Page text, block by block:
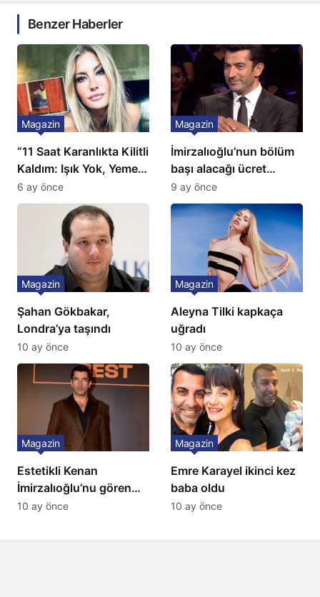
Benzer Haberler
“11 Saat Karanlıkta Kilitli
Kaldım: Işık Yok, Yemek
Yok, Tuvalet Yok!”
Çağla Şikel’den Şok
Magazin
6 ay önce
İmirzalıoğlu’nun bölüm
başı alacağı ücret
Türkiye’de bir ilk:
Gözünü 2 ilçeye dikti!
Magazin
9 ay önce
Şahan Gökbakar,
Londra’ya taşındı
Magazin
10 ay önce
Aleyna Tilki kapkaça
uğradı
Magazin
10 ay önce
Estetikli Kenan
İmirzalıoğlu’nu gören
tanıyamıyor: Son hali
Magazin
10 ay önce
Emre Karayel ikinci kez
baba oldu
Magazin
10 ay önce